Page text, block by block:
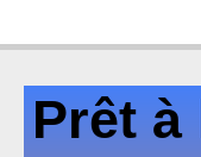
Prêt